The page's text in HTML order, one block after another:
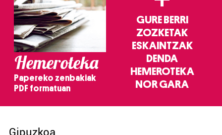
Hemeroteka
Papereko zenbakiak
PDF formatuan
GURE BERRI
ZOZKETAK
ESKAINTZAK
DENDA
HEMEROTEKA
NOR GARA
Gipuzkoa